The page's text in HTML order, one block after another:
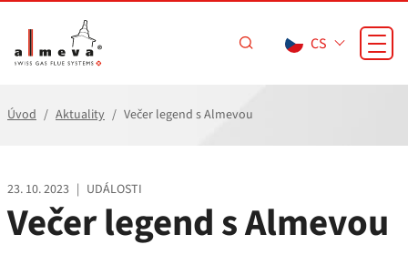
CS
Úvod Aktuality Večer legend s Almevou
23. 10. 2023 | UDÁLOSTI
Večer legend s Almevou